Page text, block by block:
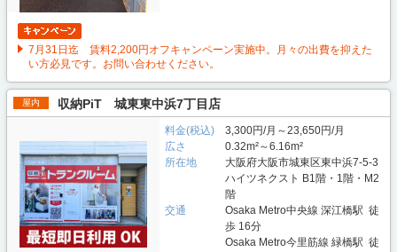
7月31日迄 賃料2,200円オフキャンペーン実施中。月々の出費を抑えた
い方必見です。お問い合わせください。
屋内 収納PiT 城東東中浜7丁目店
料金(税込)
3,300円/月～23,650円/月
広さ
0.32m²～6.16m²
所在地
大阪府大阪市城東区東中浜7-5-3
ハイツネクスト B1階・1階・M2
階
交通
Osaka Metro中央線 深江橋駅 徒
歩 16分
Osaka Metro今里筋線 緑橋駅 徒